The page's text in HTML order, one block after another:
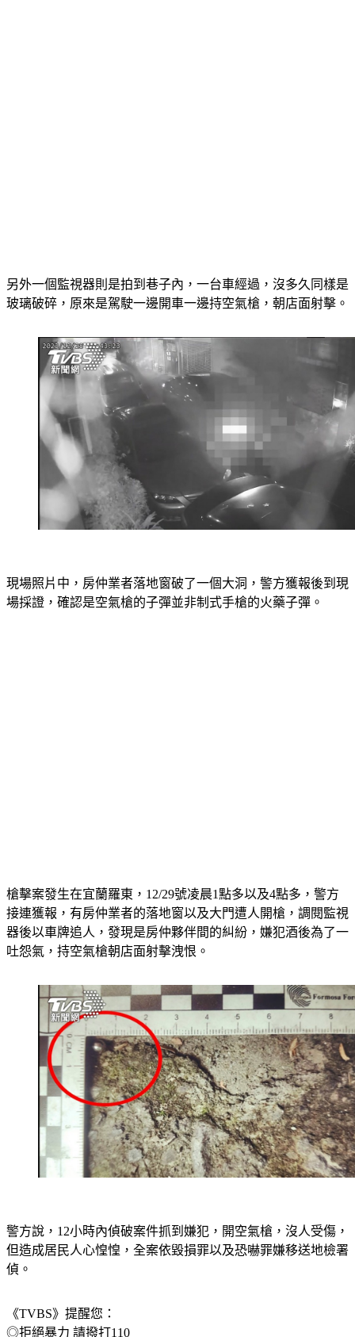
另外一個監視器則是拍到巷子內，一台車經過，沒多久同樣是
玻璃破碎，原來是駕駛一邊開車一邊持空氣槍，朝店面射擊。
現場照片中，房仲業者落地窗破了一個大洞，警方獲報後到現
場採證，確認是空氣槍的子彈並非制式手槍的火藥子彈。
槍擊案發生在宜蘭羅東，12/29號凌晨1點多以及4點多，警方
接連獲報，有房仲業者的落地窗以及大門遭人開槍，調閱監視
器後以車牌追人，發現是房仲夥伴間的糾紛，嫌犯酒後為了一
吐怨氣，持空氣槍朝店面射擊洩恨。
警方說，12小時內偵破案件抓到嫌犯，開空氣槍，沒人受傷，
但造成居民人心惶惶，全案依毀損罪以及恐嚇罪嫌移送地檢署
偵。
《TVBS》提醒您：
◎拒絕暴力 請撥打110